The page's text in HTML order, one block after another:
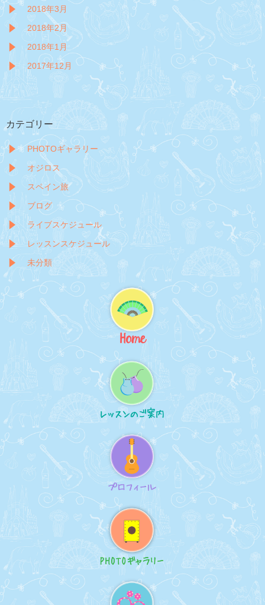
2018年3月
2018年2月
2018年1月
2017年12月
カテゴリー
PHOTOギャラリー
オジロス
スペイン旅
ブログ
ライブスケジュール
レッスンスケジュール
未分類